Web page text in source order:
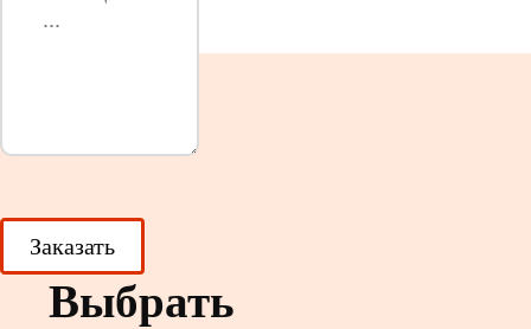
Выбрать